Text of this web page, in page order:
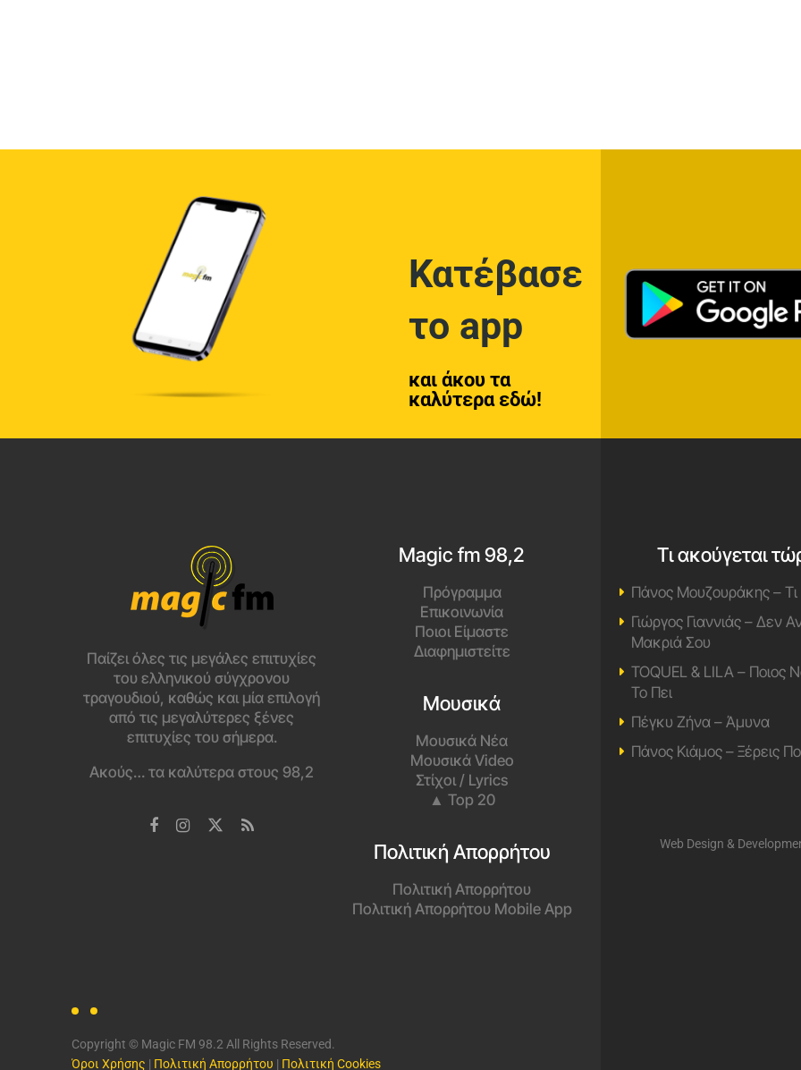
Κατέβασε
το app
και άκου τα
καλύτερα εδώ!
Παίζει όλες τις μεγάλες επιτυχίες
του ελληνικού σύγχρονου
τραγουδιού, καθώς και μία επιλογή
από τις μεγαλύτερες ξένες
επιτυχίες του σήμερα.
Ακούς… τα καλύτερα στους 98,2
Magic fm 98,2
Πρόγραμμα
Επικοινωνία
Ποιοι Είμαστε
Διαφημιστείτε
Μουσικά
Μουσικά Νέα
Μουσικά Video
Στίχοι / Lyrics
▲ Top 20
Πολιτική Απορρήτου
Πολιτική Απορρήτου
Πολιτική Απορρήτου Mobile App
Copyright © Magic FM 98.2 All Rights Reserved.
Όροι Χρήσης | Πολιτική Απορρήτου | Πολιτική Cookies
Τι ακούγεται
Πάνος Μουζουράκης – Τι
Γιώργος Γιαννιάς – Δεν
Μακριά Σου
TOQUEL & LILA – Ποιος
Το Πει
Πέγκυ Ζήνα – Άμυνα
Πάνος Κιάμος – Ξέρεις
Web Design &